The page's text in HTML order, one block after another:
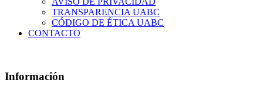
TRANSPARENCIA UABC
CÓDIGO DE ÉTICA UABC
CONTACTO
Información